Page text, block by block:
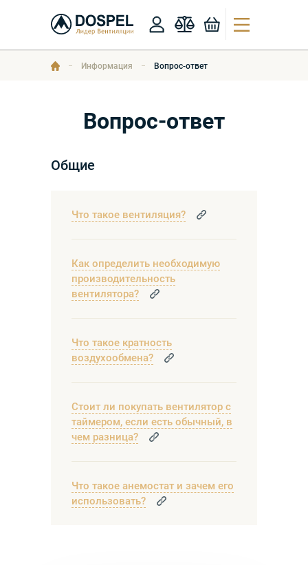
Информация Вопрос-ответ
Вопрос-ответ
Общие
Что такое вентиляция?
Как определить необходимую
производительность
вентилятора?
Что такое кратность
воздухообмена?
Стоит ли покупать вентилятор с
таймером, если есть обычный, в
чем разница?
Что такое анемостат и зачем его
использовать?